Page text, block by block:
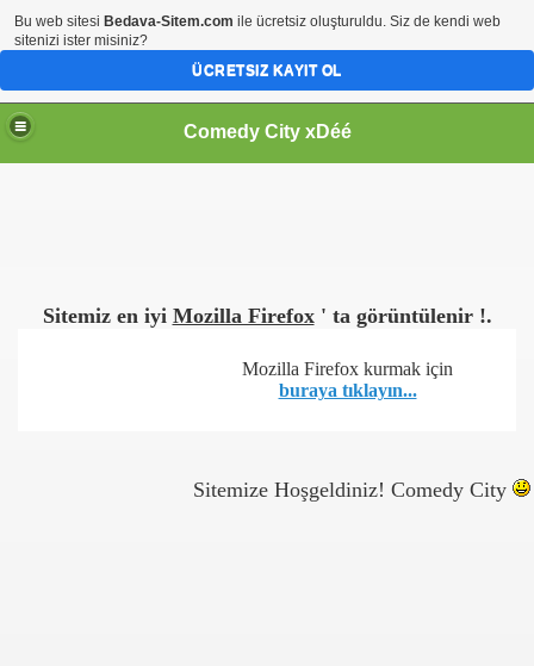
Comedy City xDéé
Sitemiz en iyi Mozilla Firefox' ta görüntülenir !.
Mozilla Firefox kurmak için
buraya tıklayın...
Sitemize Hoşgeldiniz! Comedy City -
Bu web sitesi Bedava-Sitem.com ile ücretsiz oluşturuldu. Siz de kendi web
sitenizi ister misiniz?
ÜCRETSIZ KAYIT OL